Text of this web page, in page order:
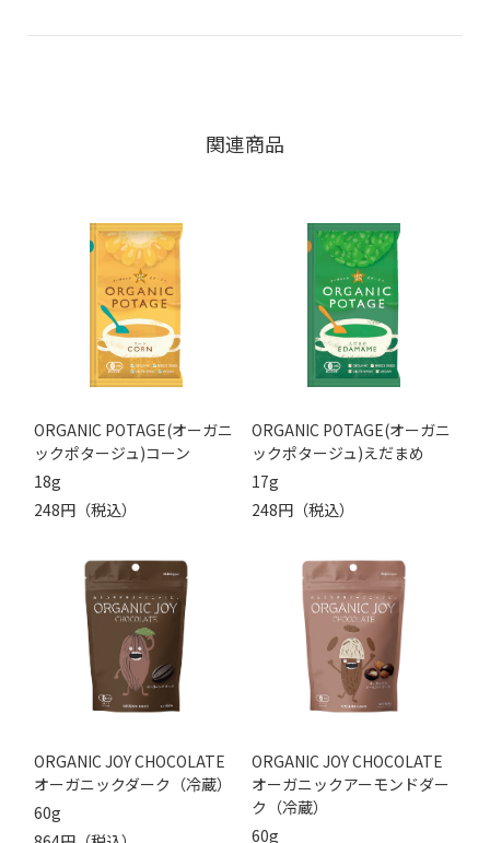
関連商品
ORGANIC POTAGE(オーガニ
ックポタージュ)コーン
18g
248円（税込）
ORGANIC POTAGE(オーガニ
ックポタージュ)えだまめ
17g
248円（税込）
ORGANIC JOY CHOCOLATE
オーガニックダーク（冷蔵）
60g
ORGANIC JOY CHOCOLATE
オーガニックアーモンドダー
ク（冷蔵）
60g